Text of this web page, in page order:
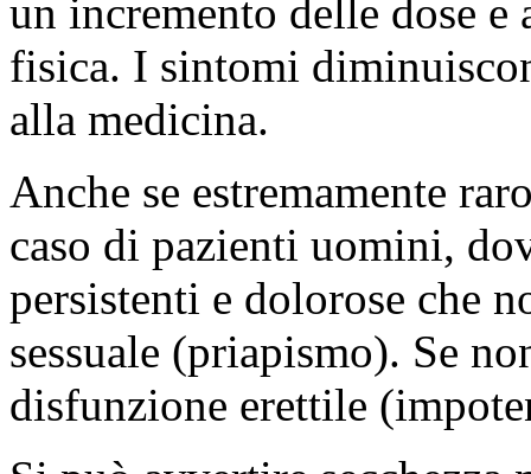
un incremento delle dose
fisica. I sintomi
alla medicina.
Anche se estremamente
caso di pazienti uomini,
persistenti e dolorose che
sessuale (priapismo). Se
disfunzione erettile